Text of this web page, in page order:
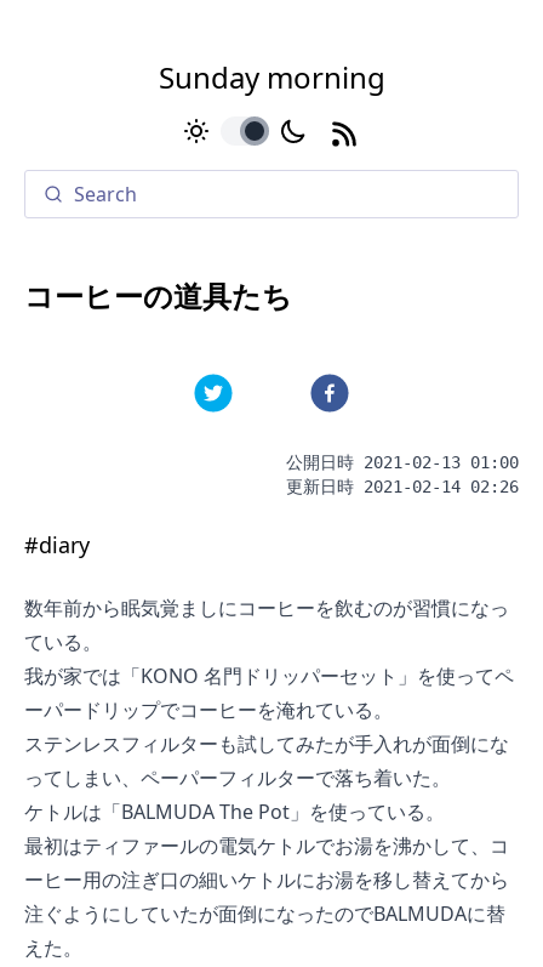
Sunday morning
toggle
コーヒーの道具たち
公開日時 2021-02-13 01:00
更新日時 2021-02-14 02:26
#diary
数年前から眠気覚ましにコーヒーを飲むのが習慣になっ
ている。
我が家では「KONO 名門ドリッパーセット 」を使ってペ
ーパードリップでコーヒーを淹れている。
ステンレスフィルターも試してみたが手入れが面倒にな
ってしまい、ペーパーフィルターで落ち着いた。
ケトルは「BALMUDA The Pot 」を使っている。
最初はティファールの電気ケトルでお湯を沸かして、コ
ーヒー用の注ぎ口の細いケトルにお湯を移し替えてから
注ぐようにしていたが面倒になったのでBALMUDAに替
えた。